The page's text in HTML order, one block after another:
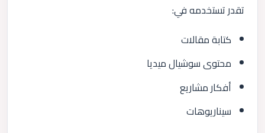
تقدر تستخدمه في:
كتابة مقالات
محتوى سوشيال ميديا
أفكار مشاريع
سيناريوهات